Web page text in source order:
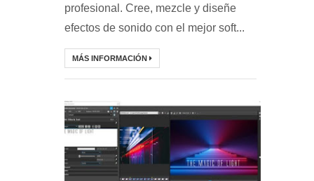
profesional. Cree, mezcle y diseñe
efectos de sonido con el mejor soft...
MÁS INFORMACIÓN